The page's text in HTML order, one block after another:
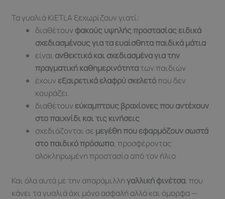
Τα γυαλιά KiETLA ξεχωρίζουν γιατί:
διαθέτουν φακούς υψηλής προστασίας ειδικά
σχεδιασμένους για τα ευαίσθητα παιδικά μάτια
είναι ανθεκτικά και σχεδιασμένα για την
πραγματική καθημερινότητατων παιδιών
έχουν εξαιρετικά ελαφρύ σκελετόπου δεν
κουράζει
διαθέτουν εύκαμπτους βραχίονες που αντέχουν
στο παιχνίδι και τις κινήσεις
σχεδιάζονται σε μεγέθη που εφαρμόζουν σωστά
στο παιδικό πρόσωπο, προσφέροντας
ολοκληρωμένη προστασία από τον ήλιο
Και όλα αυτά με την απαράμιλληγαλλική φινέτσα, που
κάνει τα γυαλιά όχι μόνο ασφαλή αλλά και όμορφα —